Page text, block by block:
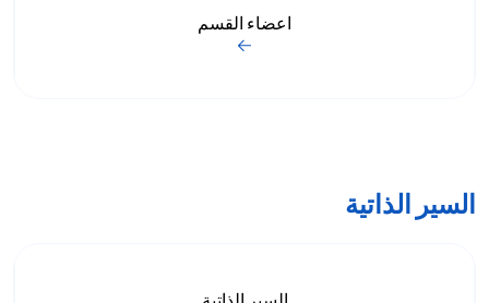
اعضاء القسم
السير الذاتية